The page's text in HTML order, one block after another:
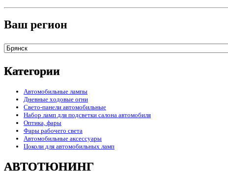
Ваш регион
Категории
Автомобильные лампы
Дневные ходовые огни
Свето-панели автомобильные
Набор ламп для подсветки салона автомобиля
Оптика, фары
Фары рабочего света
Автомобильные аксессуары
Цоколи для автомобильных ламп
АВТОТЮНИНГ